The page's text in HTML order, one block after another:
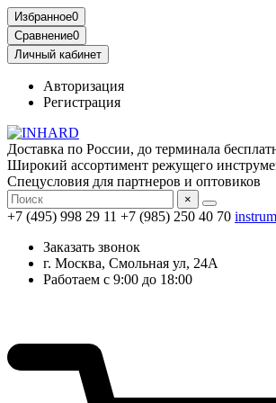
Избранное0
Сравнение0
Личный кабинет
Авторизация
Регистрация
Доставка по России, до терминала
Широкий ассортимент режущего
Спецусловия для партнеров и оптовиков
×
+7 (495) 998 29 11 +7 (985) 250 40 70
Заказать звонок
г. Москва, Смольная ул, 24А
Работаем с 9:00 до 18:00